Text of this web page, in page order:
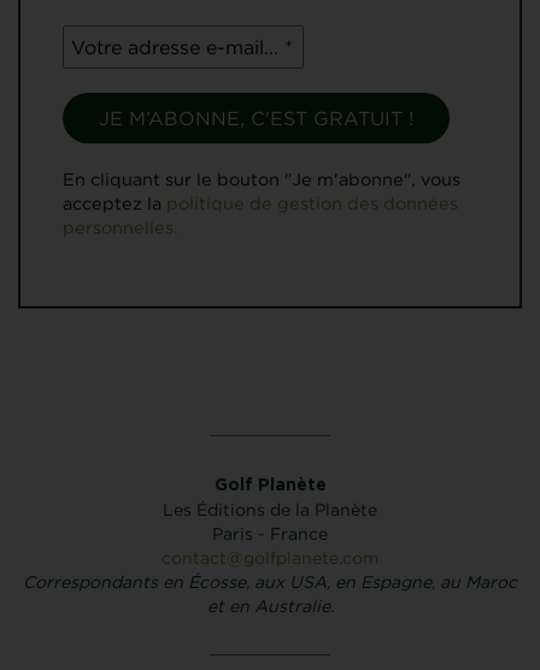
En cliquant sur le bouton "Je m'abonne", vous
acceptez la politique de gestion des données
personnelles.
Golf Planète
Les Éditions de la Planète
Paris - France
contact@golfplanete.com
Correspondants en Écosse, aux USA, en Espagne, au Maroc
et en Australie.